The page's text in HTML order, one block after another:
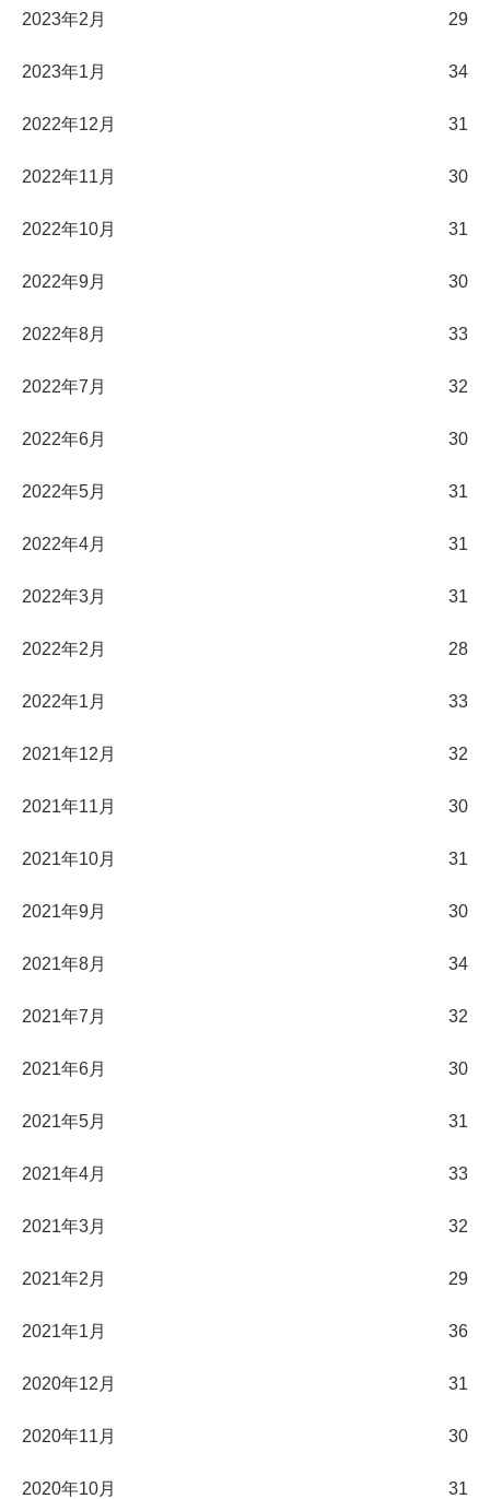
2023年2月 29
2023年1月 34
2022年12月 31
2022年11月 30
2022年10月 31
2022年9月 30
2022年8月 33
2022年7月 32
2022年6月 30
2022年5月 31
2022年4月 31
2022年3月 31
2022年2月 28
2022年1月 33
2021年12月 32
2021年11月 30
2021年10月 31
2021年9月 30
2021年8月 34
2021年7月 32
2021年6月 30
2021年5月 31
2021年4月 33
2021年3月 32
2021年2月 29
2021年1月 36
2020年12月 31
2020年11月 30
2020年10月 31